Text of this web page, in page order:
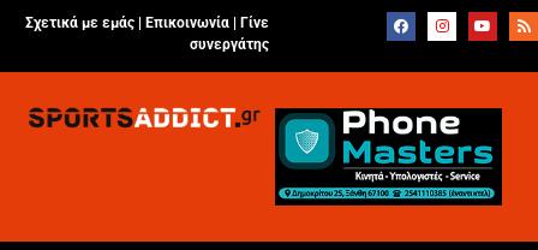
Σχετικά με εμάς | Επικοινωνία
Γίνε
συνεργάτης